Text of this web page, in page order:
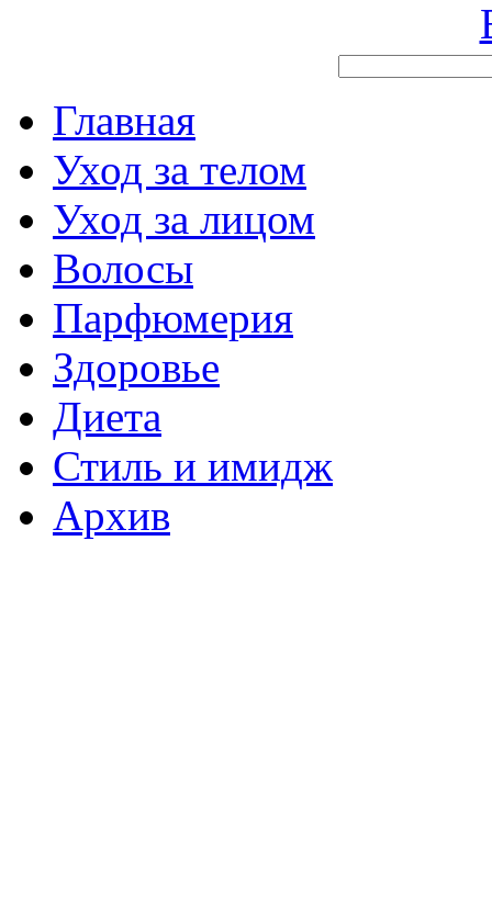
Главная
Уход за телом
Уход за лицом
Волосы
Парфюмерия
Здоровье
Диета
Стиль и имидж
Архив